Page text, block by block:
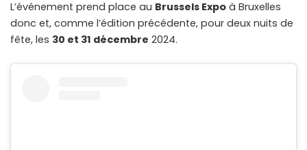
L’événement prend place au Brussels Expo à Bruxelles
donc et, comme l’édition précédente, pour deux nuits de
fête, les 30 et 31 décembre 2024.